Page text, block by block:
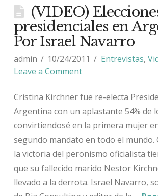
(VIDEO)
presidenciales en
Por Israel Navarro
admin 10/24/2011 Entrevistas,
Leave a Comment
Cristina Kirchner fue re-electa
Argentina con un aplastante 54% de
convirtiendosé en la primera mujer
segundo mandato en todo el mundo.
la victoria del peronismo oficialista
que su fallecido marido Nestor
llevado a la derrota. Israel Navarro,